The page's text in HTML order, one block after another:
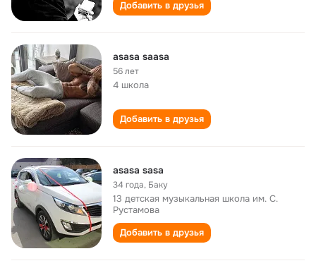
Добавить в друзья
asasa saasa
56 лет
4 школа
Добавить в друзья
asasa sasa
34 года, Баку
13 детская музыкальная школа им. С.
Рустамова
Добавить в друзья